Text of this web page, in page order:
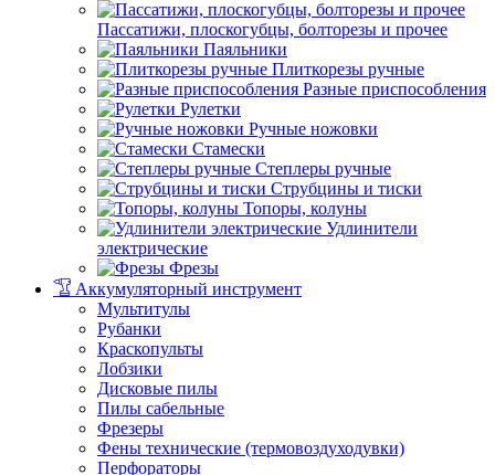
Пассатижи, плоскогубцы, болторезы и прочее
Паяльники
Плиткорезы ручные
Разные приспособления
Рулетки
Ручные ножовки
Стамески
Степлеры ручные
Струбцины и тиски
Топоры, колуны
Удлинители
электрические
Фрезы
Аккумуляторный инструмент
Мультитулы
Рубанки
Краскопульты
Лобзики
Дисковые пилы
Пилы сабельные
Фрезеры
Фены технические (термовоздуходувки)
Перфораторы